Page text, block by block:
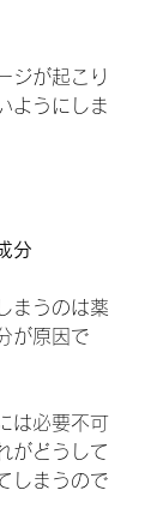
ジが起こり
ようにしま
分
まうのは薬
が原因で
は必要不可
がどうして
しまうので